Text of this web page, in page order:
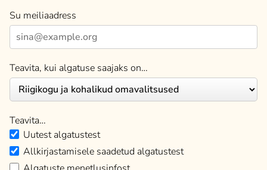
Su meiliaadress
Teavita, kui algatuse saajaks on…
Teavita…
Uutest algatustest
Allkirjastamisele saadetud algatustest